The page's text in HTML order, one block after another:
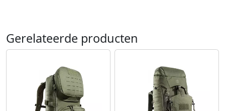
Gerelateerde producten